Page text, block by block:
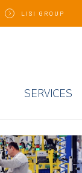
LISI GROUP
SERVICES